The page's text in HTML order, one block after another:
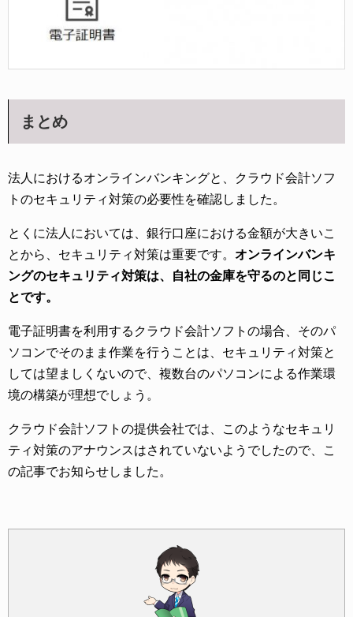
まとめ
法人におけるオンラインバンキングと、クラウド会計ソフ
トのセキュリティ対策の必要性を確認しました。
とくに法人においては、銀行口座における金額が大きいこ
とから、セキュリティ対策は重要です。 オンラインバンキ
ングのセキュリティ対策は、自社の金庫を守るのと同じこ
とです。
電子証明書を利用するクラウド会計ソフトの場合、そのパ
ソコンでそのまま作業を行うことは、セキュリティ対策と
しては望ましくないので、複数台のパソコンによる作業環
境の構築が理想でしょう。
クラウド会計ソフトの提供会社では、このようなセキュリ
ティ対策のアナウンスはされていないようでしたので、こ
の記事でお知らせしました。